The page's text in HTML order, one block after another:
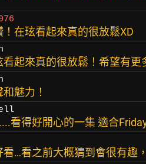
！在玹看起來真的很放鬆XD
看起來真的很放鬆！希望有更
魅力！
看得好開心的一集 適合
看…看之前大概猜到會很有趣